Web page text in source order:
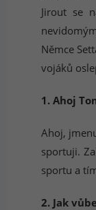
Jirout se
Němce
vojáků
1. Ahoj
Ahoj,
sportuji.
sportu a
2. Jak